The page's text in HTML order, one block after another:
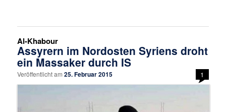
Al-Khabour
Assyrern im Nordosten Syriens droht
ein Massaker durch IS
Veröffentlicht am25. Februar 2015 1